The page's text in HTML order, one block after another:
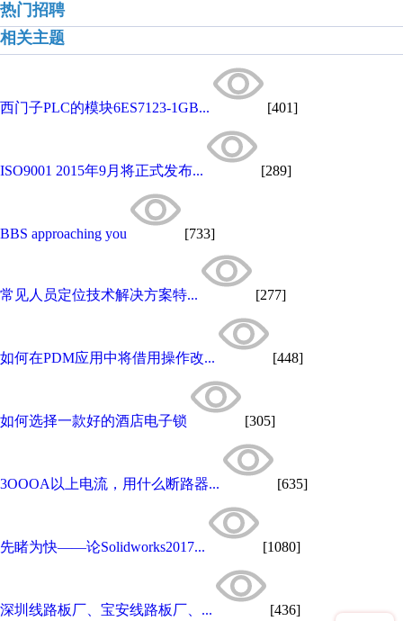
热门招聘
相关主题
西门子PLC的模块6ES7123-1GB... [401]
ISO9001 2015年9月将正式发布... [289]
BBS approaching you [733]
常见人员定位技术解决方案特... [277]
如何在PDM应用中将借用操作改... [448]
如何选择一款好的酒店电子锁 [305]
3OOOA以上电流，用什么断路器... [635]
先睹为快——论Solidworks2017... [1080]
深圳线路板厂、宝安线路板厂、... [436]